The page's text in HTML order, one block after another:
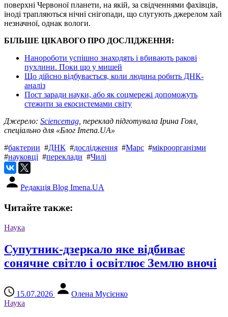
поверхні Червоної планети, на якій, за свідченнями фахівців,
іноді трапляються нічні снігопади, що слугують джерелом хай
незначної, однак вологи.
БІЛЬШЕ ЦІКАВОГО ПРО ДОСЛІДЖЕННЯ:
Нанороботи успішно знаходять і вбивають ракові
пухлини. Поки що у мишей
Що дійсно відбувається, коли людина робить ДНК-
аналіз
Пост заради науки, або як соцмережі допоможуть
стежити за екосистемами світу
Джерело: Sciencemag , переклад підготувала Ірина Гоял,
спеціально для «Блог Imena.UA»
#бактерии #ДНК #дослідження #Марс #мікроорганізми
#науковці #переклади #Чилі
Редакція Blog Imena.UA
Читайте также:
Наука
Супутник-дзеркало яке відбиває
сонячне світло і освітлює Землю вночі
15.07.2026
Олена Мусієнко
Наука